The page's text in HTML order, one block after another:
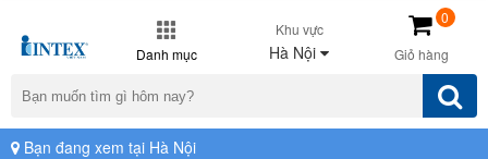
Danh mục
Khu vực
Hà Nội Giỏ hàng
0
Bạn đang xem tại Hà Nội